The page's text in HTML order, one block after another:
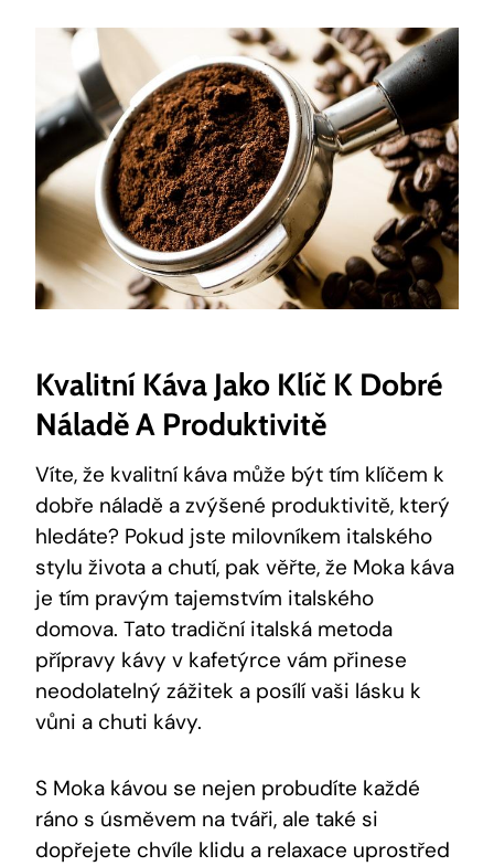
Kvalitní Káva Jako Klíč K Dobré
Náladě A Produktivitě
Víte, že kvalitní káva může být tím klíčem k
dobře náladě a zvýšené produktivitě, který
hledáte? Pokud jste milovníkem italského
stylu života a chutí, pak věřte, že Moka káva
je tím pravým tajemstvím italského
domova. Tato tradiční italská metoda
přípravy kávy v kafetýrce vám přinese
neodolatelný zážitek a posílí vaši lásku k
vůni a chuti kávy.
S Moka kávou se nejen probudíte každé
ráno s úsměvem na tváři, ale také si
dopřejete chvíle klidu a relaxace uprostřed